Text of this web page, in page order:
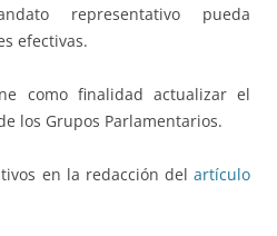
representativo pueda
efectivas.
como finalidad actualizar el
los Grupos Parlamentarios.
en la redacción del artículo